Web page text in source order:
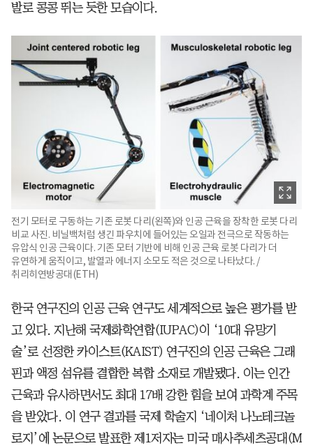
발로 콩콩 뛰는 듯한 모습이다.
전기 모터로 구동하는 기존 로봇 다리(왼쪽)와 인공 근육을 장착한 로봇 다리
비교 사진. 비닐백처럼 생긴 파우치에 들어있는 오일과 전극으로 작동하는
유압식 인공 근육이다. 기존 모터 기반에 비해 인공 근육 로봇 다리가 더
유연하게 움직이고, 발열과 에너지 소모도 적은 것으로 나타났다. /
취리히연방공대(ETH)
한국 연구진의 인공 근육 연구도 세계적으로 높은 평가를 받
고 있다. 지난해 국제화학연합(IUPAC)이 ‘10대 유망기
술’로 선정한 카이스트(KAIST) 연구진의 인공 근육은 그래
핀과 액정 섬유를 결합한 복합 소재로 개발됐다. 이는 인간
근육과 유사하면서도 최대 17배 강한 힘을 보여 과학계 주목
을 받았다. 이 연구 결과를 국제 학술지 ‘네이처 나노테크놀
로지’에 논문으로 발표한 제1저자는 미국 매사추세츠공대(M